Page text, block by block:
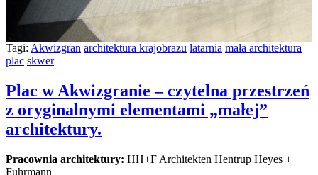
Tagi: Akwizgran architektura krajobrazu latarnia mała architektura
plac skwer
Plac w Akwizgranie – czytelna przestrzeń
z oryginalnymi elementami „małej”
architektury.
Pracownia architektury: HH+F Architekten Hentrup Heyes +
Fuhrmann